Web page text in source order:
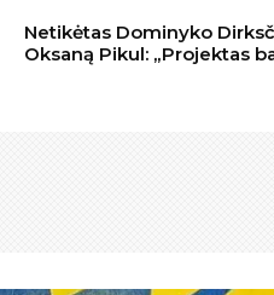
Netikėtas Dominyko
Oksaną Pikul: „Projektas